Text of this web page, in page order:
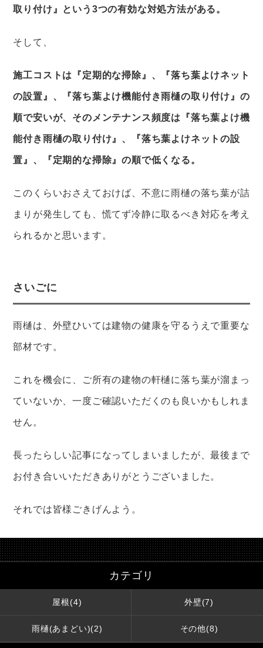
取り付け』という3つの有効な対処方法がある。
そして、
施工コストは『定期的な掃除』、『落ち葉よけネット
の設置』、『落ち葉よけ機能付き雨樋の取り付け』の
順で安いが、そのメンテナンス頻度は『落ち葉よけ機
能付き雨樋の取り付け』、『落ち葉よけネットの設
置』、『定期的な掃除』の順で低くなる。
このくらいおさえておけば、不意に雨樋の落ち葉が詰
まりが発生しても、慌てず冷静に取るべき対応を考え
られるかと思います。
さいごに
雨樋は、外壁ひいては建物の健康を守るうえで重要な
部材です。
これを機会に、ご所有の建物の軒樋に落ち葉が溜まっ
ていないか、一度ご確認いただくのも良いかもしれま
せん。
長ったらしい記事になってしまいましたが、最後まで
お付き合いいただきありがとうございました。
それでは皆様ごきげんよう。
カテゴリ
屋根(4) 外壁(7)
雨樋(あまどい)(2) その他(8)